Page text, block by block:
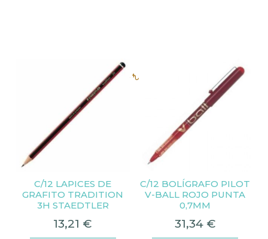
Productos relacionados
C/12 LAPICES DE
GRAFITO TRADITION
3H STAEDTLER
13,21 €
C/12 BOLÍGRAFO PILOT
V-BALL ROJO PUNTA
0,7MM
31,34 €